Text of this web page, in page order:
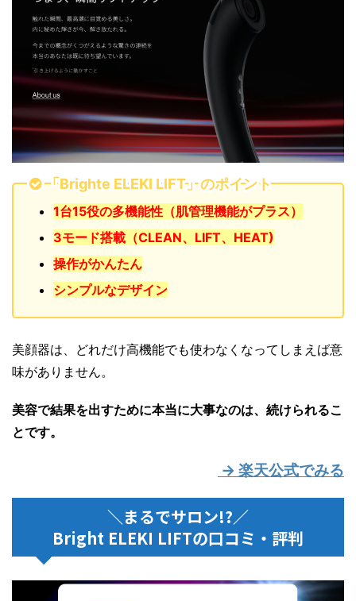
「Brighte ELEKI LIFT」のポイント
1台15役の多機能性（肌管理機能がプラス）
3モード搭載（CLEAN、LIFT、HEAT)
操作がかんたん
シンプルなデザイン
美顔器は、どれだけ高機能でも使わなくなってしまえば意
味がありません。
美容で結果を出すために本当に大事なのは、続けられるこ
とです。
→ 楽天公式でみる
＼まるでサロン!?／
Bright ELEKI LIFTの口コミ・評判